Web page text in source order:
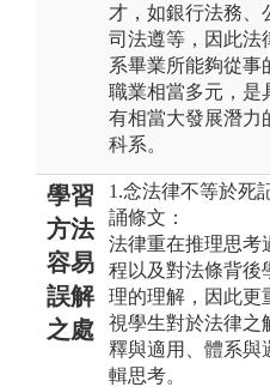
才，如銀行法務、
司法遵等，因此法
系畢業所能夠從事
職業相當多元，是
有相當大發展潛力
科系。
學習
方法
容易
誤解
之處
1.念法律不等於死
誦條文：
法律重在推理思考
程以及對法條背後
理的理解，因此更
視學生對於法律之
釋與適用、體系與
輯思考。